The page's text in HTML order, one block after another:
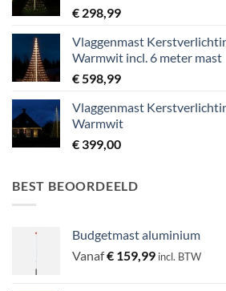
€ 298,99
Vlaggenmast
Warmwit incl. 6 meter mast
€ 598,99
Vlaggenmast
Warmwit
€ 399,00
BEST BEOORDEELD
Budgetmast aluminium
Vanaf€ 159,99 incl. BTW